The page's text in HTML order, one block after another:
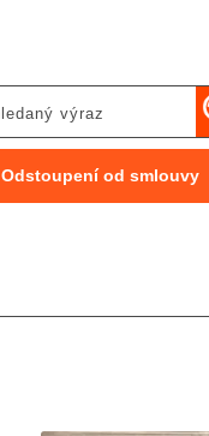
Odstoupení od smlouvy